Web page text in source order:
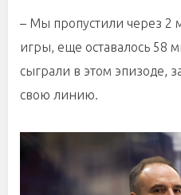
– Мы пропустили через 2
игры, еще оставалось 58
сыграли в этом эпизоде,
свою линию.